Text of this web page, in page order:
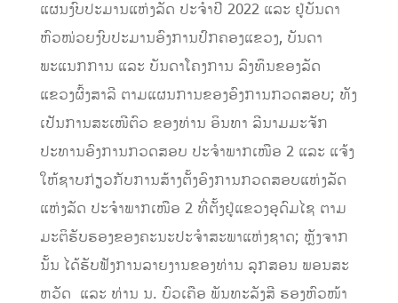
ແຜນງົບປະມານແຫ່ງລັດ ປະຈຳປີ 2022 ແລະ ຢູ່ບັນດາ
ຫົວໜ່ວຍງົບປະມານອົງການປົກຄອງແຂວງ, ບັນດາ
ພະແນກການ ແລະ ບັນດາໂຄງການ ລົງທຶນຂອງລັດ
ແຂວງຜົ້ງສາລີ ຕາມແຜນການຂອງອົງການກວດສອບ; ທັງ
ເປັນການສະເໜີຕົວ ຂອງທ່ານ ອິນທາ ລີນາມມະຈັກ
ປະທານອົງການກວດສອບ ປະຈຳພາກເໜືອ 2 ແລະ ແຈ້ງ
ໃຫ້ຊາບກ່ຽວກັບການສ້າງຕັ້ງອົງການກວດສອບແຫ່ງລັດ
ແຫ່ງລັດ ປະຈຳພາກເໜືອ 2 ທີ່ຕັ້ງຢູ່ແຂວງອຸດົມໄຊ ຕາມ
ມະຕິຮັບຮອງຂອງຄະນະປະຈຳສະພາແຫ່ງຊາດ; ຫຼັງຈາກ
ນັ້ນ ໄດ້ຮັບຟັງການລາຍງານຂອງທ່ານ ລຸກສອນ ພອນສະ
ຫວັດ ແລະ ທ່ານ ນ. ບົວເຄືອ ພັນທະລັງສີ ຮອງຫົວໜ້າ